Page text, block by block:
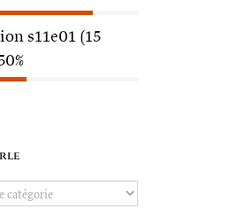
s11e01 (15